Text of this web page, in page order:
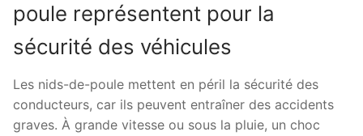
poule représentent pour la
sécurité des véhicules
Les nids-de-poule mettent en péril la sécurité des
conducteurs, car ils peuvent entraîner des accidents
graves. À grande vitesse ou sous la pluie, un choc